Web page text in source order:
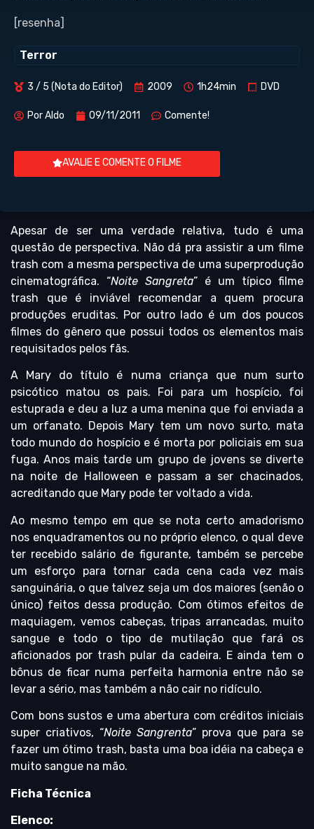
[resenha]
Terror
3 / 5 (Nota do Editor) 2009 1h24min DVD
PorAldo 09/11/2011 Comente!
AVALIE E COMENTE O FILME
Apesar de ser uma verdade relativa, tudo é uma
questão de perspectiva. Não dá pra assistir a um filme
trash com a mesma perspectiva de uma superprodução
cinematográfica. “Noite Sangreta” é um típico filme
trash que é inviável recomendar a quem procura
produções eruditas. Por outro lado é um dos poucos
filmes do gênero que possui todos os elementos mais
requisitados pelos fãs.
A Mary do título é numa criança que num surto
psicótico matou os pais. Foi para um hospício, foi
estuprada e deu a luz a uma menina que foi enviada a
um orfanato. Depois Mary tem um novo surto, mata
todo mundo do hospício e é morta por policiais em sua
fuga. Anos mais tarde um grupo de jovens se diverte
na noite de Halloween e passam a ser chacinados,
acreditando que Mary pode ter voltado a vida.
Ao mesmo tempo em que se nota certo amadorismo
nos enquadramentos ou no próprio elenco, o qual deve
ter recebido salário de figurante, também se percebe
um esforço para tornar cada cena cada vez mais
sanguinária, o que talvez seja um dos maiores (senão o
único) feitos dessa produção. Com ótimos efeitos de
maquiagem, vemos cabeças, tripas arrancadas, muito
sangue e todo o tipo de mutilação que fará os
aficionados por trash pular da cadeira. E ainda tem o
bônus de ficar numa perfeita harmonia entre não se
levar a sério, mas também a não cair no ridículo.
Com bons sustos e uma abertura com créditos iniciais
super criativos, “Noite Sangrenta” prova que para se
fazer um ótimo trash, basta uma boa idéia na cabeça e
muito sangue na mão.
Ficha Técnica
Elenco: